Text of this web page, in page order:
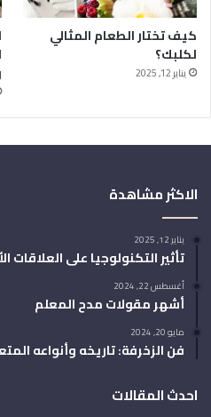
كيف تختار الطعام المثالي
لكلبك؟
يناير 12, 2025
الاكثر مشاهدة
يناير 12, 2025
تأثير التكنولوجيا على
أغسطس 22, 2024
أشهر مقولات مدح المعلم
مايو 20, 2024
فن الزخرفة: تاريخه وأنواعه
احدث المقالات